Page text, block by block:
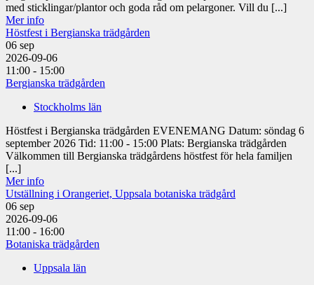
med sticklingar/plantor och goda råd om pelargoner. Vill du [...]
Mer info
Höstfest i Bergianska trädgården
06 sep
2026-09-06
11:00 - 15:00
Bergianska trädgården
Stockholms län
Höstfest i Bergianska trädgården EVENEMANG Datum: söndag 6
september 2026 Tid: 11:00 - 15:00 Plats: Bergianska trädgården
Välkommen till Bergianska trädgårdens höstfest för hela familjen
[...]
Mer info
Utställning i Orangeriet, Uppsala botaniska trädgård
06 sep
2026-09-06
11:00 - 16:00
Botaniska trädgården
Uppsala län